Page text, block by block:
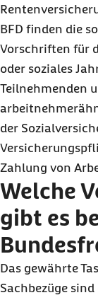
BFD finden die
Vorschriften für
oder soziales
Teilnehmenden
der
Zahlung von
Welche
gibt es
Das gewährte
Sachbezüge